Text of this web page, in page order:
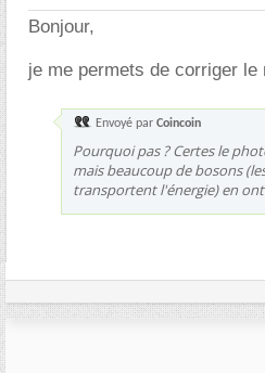
Bonjour,
je me permets de corriger le
Envoyé par Coincoin
Pourquoi pas ? Certes le
mais beaucoup de bosons
transportent l'énergie) en ont